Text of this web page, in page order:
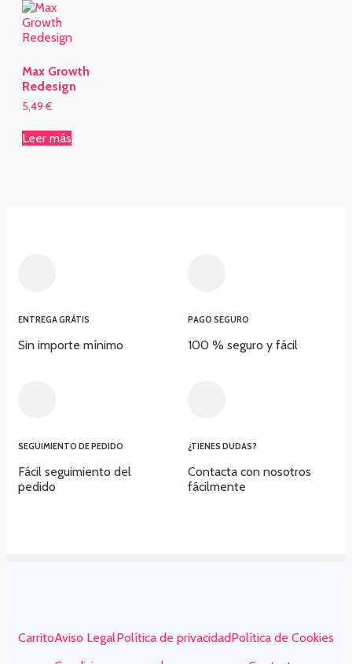
Max Growth
Redesign
5,49€
Leer más
ENTREGA GRÁTIS
Sin importe mínimo
PAGO SEGURO
100 % seguro y fácil​
SEGUIMIENTO DE PEDIDO
Fácil seguimiento del
pedido
¿TIENES DUDAS?
Contacta con nosotros
fácilmente
CarritoAviso LegalPolítica de privacidadPolítica de Cookies